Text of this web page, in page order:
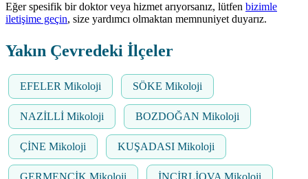
Eğer spesifik bir doktor veya hizmet arıyorsanız, lütfen bizimle
iletişime geçin, size yardımcı olmaktan memnuniyet duyarız.
Yakın Çevredeki İlçeler
EFELER Mikoloji SÖKE Mikoloji
NAZİLLİ Mikoloji BOZDOĞAN Mikoloji
ÇİNE Mikoloji KUŞADASI Mikoloji